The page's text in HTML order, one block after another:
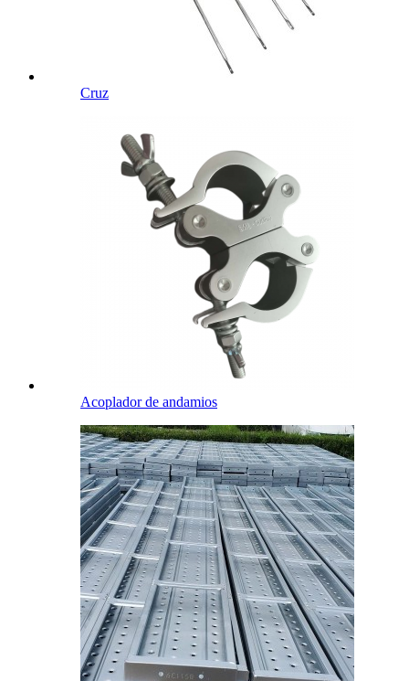
Cruz
Acoplador de andamios